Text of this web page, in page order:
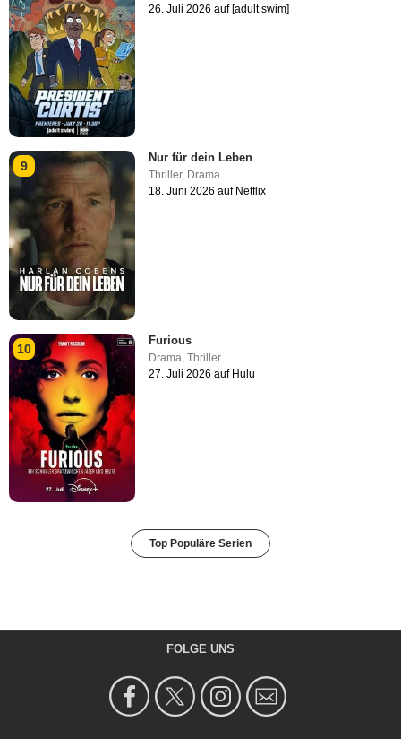
26. Juli 2026 auf [adult swim]
9
Nur für dein Leben
Thriller, Drama
18. Juni 2026 auf Netflix
10
Furious
Drama ,Thriller
27. Juli 2026 auf Hulu
Top Populäre Serien
FOLGE UNS